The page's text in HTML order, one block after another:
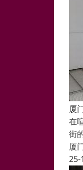
厦
在
街
厦
25-